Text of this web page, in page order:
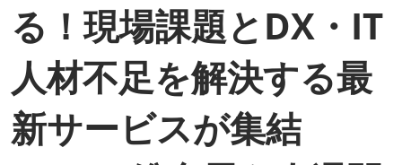
る！現場課題とDX・IT
人材不足を解決する最
新サービスが集結